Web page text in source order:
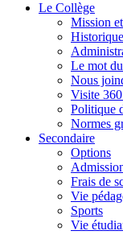
Le Collège
Mission
Historique
Le mot
Nous
Visite
Politique
Normes
Secondaire
Options
Frais de
Vie
Sports
Vie